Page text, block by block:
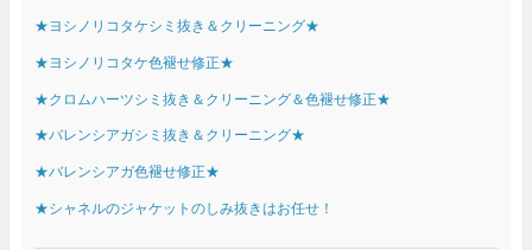
★ヨシノリコタケシミ抜き＆クリーニング★
★ヨシノリコタケ色褪せ修正★
★クロムハーツシミ抜き＆クリーニング＆色褪せ修正★
★バレンシアガシミ抜き＆クリーニング★
★バレンシアガ色褪せ修正★
★シャネルのジャケットのしみ抜きはお任せ！